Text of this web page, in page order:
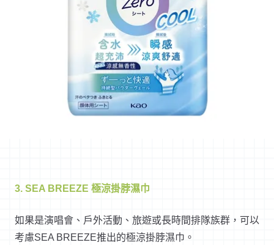
3. SEA BREEZE 極涼掛脖濕巾
如果是演唱會、戶外活動、旅遊或長時間排隊族群，可以
考慮SEA BREEZE推出的極涼掛脖濕巾。